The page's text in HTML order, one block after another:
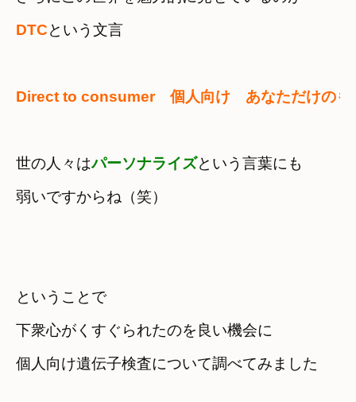
DTCという文言
Direct to consumer　個人向け　あなただけのも
世の人々はパーソナライズという言葉にも
弱いですからね（笑）
ということで
下衆心がくすぐられたのを良い機会に
個人向け遺伝子検査について調べてみました